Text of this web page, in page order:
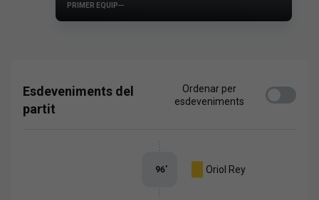
competint bé"
PRIMER EQUIP
Esdeveniments del
partit
Ordenar per
esdeveniments
Oriol Rey
96’